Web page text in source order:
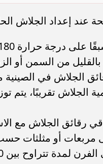
عند إعداد الجلاش
حرارة 180 درجة مئوية.
من السمن أو
الجلاش في
الجلاش تقريبًا، يتم
رقائق الجلاش مع
مربعات أو مثلثات